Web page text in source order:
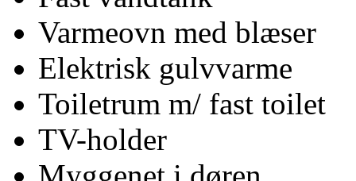
Varmeovn med blæser
Elektrisk gulvvarme
Toiletrum m/ fast toilet
TV-holder